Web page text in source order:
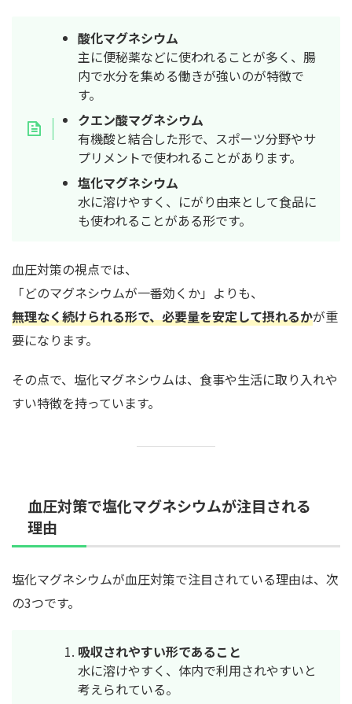
酸化マグネシウム
主に便秘薬などに使われることが多く、腸
内で水分を集める働きが強いのが特徴で
す。
クエン酸マグネシウム
有機酸と結合した形で、スポーツ分野やサ
プリメントで使われることがあります。
塩化マグネシウム
水に溶けやすく、にがり由来として食品に
も使われることがある形です。
血圧対策の視点では、
「どのマグネシウムが一番効くか」よりも、
無理なく続けられる形で、必要量を安定して摂れるかが重
要になります。
その点で、塩化マグネシウムは、食事や生活に取り入れや
すい特徴を持っています。
血圧対策で塩化マグネシウムが注目される
理由
塩化マグネシウムが血圧対策で注目されている理由は、次
の3つです。
吸収されやすい形であること
水に溶けやすく、体内で利用されやすいと
考えられている。